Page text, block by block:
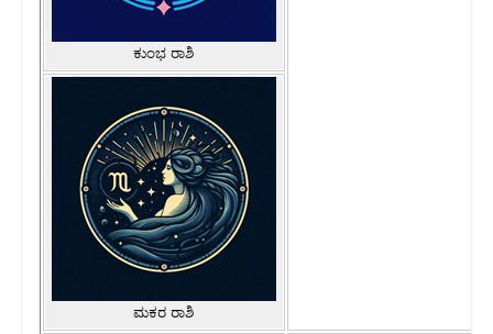
ಕುಂಭ ರಾಶಿ
ಮಕರ ರಾಶಿ